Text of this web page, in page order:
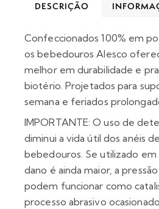
DESCRIÇÃO
Confeccionados 100% em
os bebedouros Alesco
melhor em durabilidade e
biotério. Projetados para
semana e feriados
IMPORTANTE: O uso de
diminui a vida útil dos anéis
bebedouros. Se utilizado em
dano é ainda maior, a
podem funcionar como
processo abrasivo